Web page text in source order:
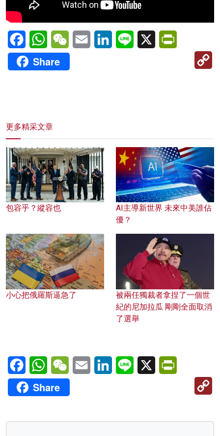
FacebookWhatsAppWeChatEmail LinkedInLine X
Share
更多精采文章
包容乎？縱容也
AI主導新世界 未來中美誰佔
優？
小心把俄羅斯逼急了
被兩任獨裁者拿捏了一個世
紀的尼加拉瓜 剛剛全面取消
了選舉
FacebookWhatsAppWeChatEmail LinkedInLine X
Share